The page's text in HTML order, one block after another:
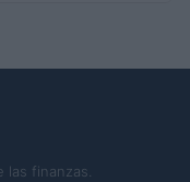
finanzas.